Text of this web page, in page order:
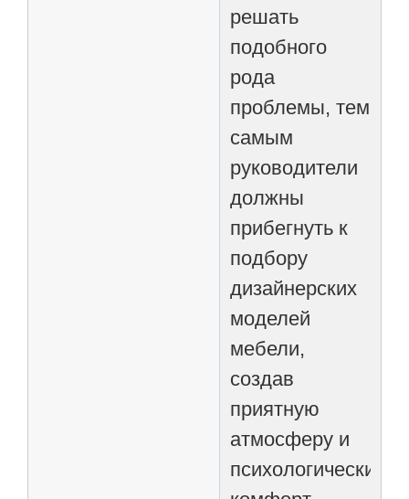
решать
подобного
рода
проблемы, тем
самым
руководители
должны
прибегнуть к
подбору
дизайнерских
моделей
мебели,
создав
приятную
атмосферу и
психологический